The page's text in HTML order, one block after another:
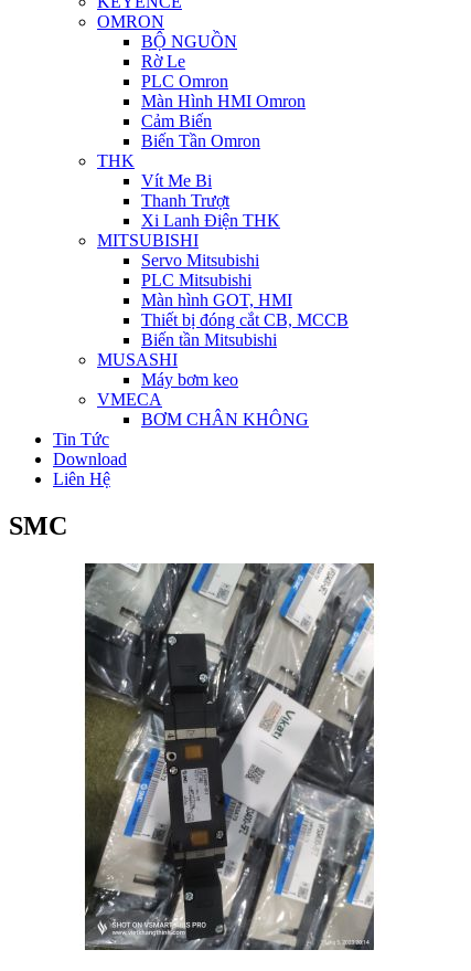
OMRON
BỘ NGUỒN
Rờ Le
PLC Omron
Màn Hình HMI Omron
Cảm Biến
Biến Tần Omron
THK
Vít Me Bi
Thanh Trượt
Xi Lanh Điện THK
MITSUBISHI
Servo Mitsubishi
PLC Mitsubishi
Màn hình GOT, HMI
Thiết bị đóng cắt CB, MCCB
Biến tần Mitsubishi
MUSASHI
Máy bơm keo
VMECA
BƠM CHÂN KHÔNG
Tin Tức
Download
Liên Hệ
SMC